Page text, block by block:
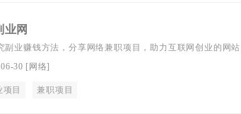
业网
副业赚钱方法，分享网络兼职项目，助力互联网创业的网站
30 [网络]
项目 兼职项目